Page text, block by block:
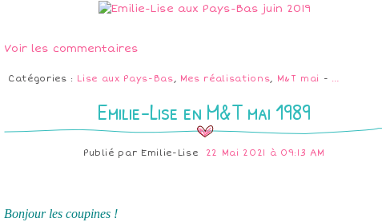
Voir les commentaires
Catégories : Lise aux Pays-Bas, Mes réalisations, M&T mai - …
Emilie-Lise en M&T mai 1989
Publié par Emilie-Lise 22 Mai 2021 à 09:13 AM
Bonjour les coupines !